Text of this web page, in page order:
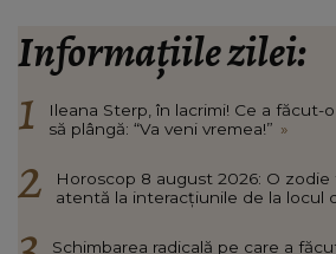
Informațiile zilei:
Ileana Sterp, în lacrimi! Ce a făcut-
să plângă: “Va veni vremea!” »
Horoscop 8 august 2026: O
atentă la interacțiunile de la locul
Schimbarea radicală pe care a